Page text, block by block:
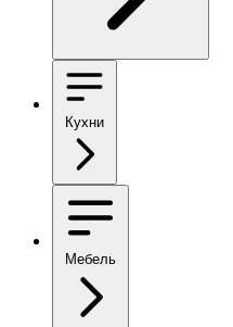
Кухни
Мебель